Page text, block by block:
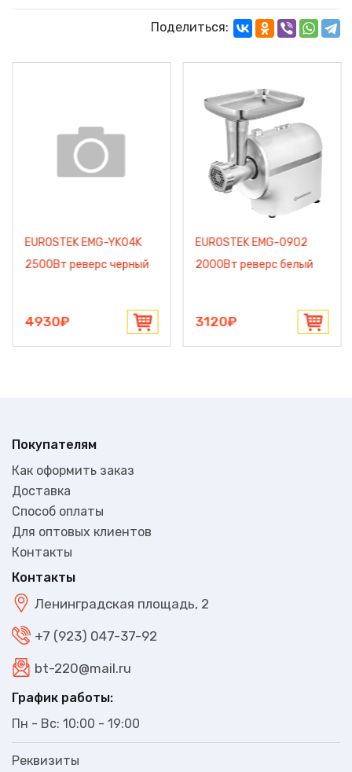
Поделиться:
EUROSTEK EMG-YK04K
2500Вт реверс черный
4930₽
EUROSTEK EMG-0902
2000Вт реверс белый
3120₽
Покупателям
Как оформить заказ
Доставка
Способ оплаты
Для оптовых клиентов
Контакты
Контакты
Ленинградская площадь, 2
+7 (923) 047-37-92
bt-220@mail.ru
График работы:
Пн - Вс: 10:00 - 19:00
Реквизиты